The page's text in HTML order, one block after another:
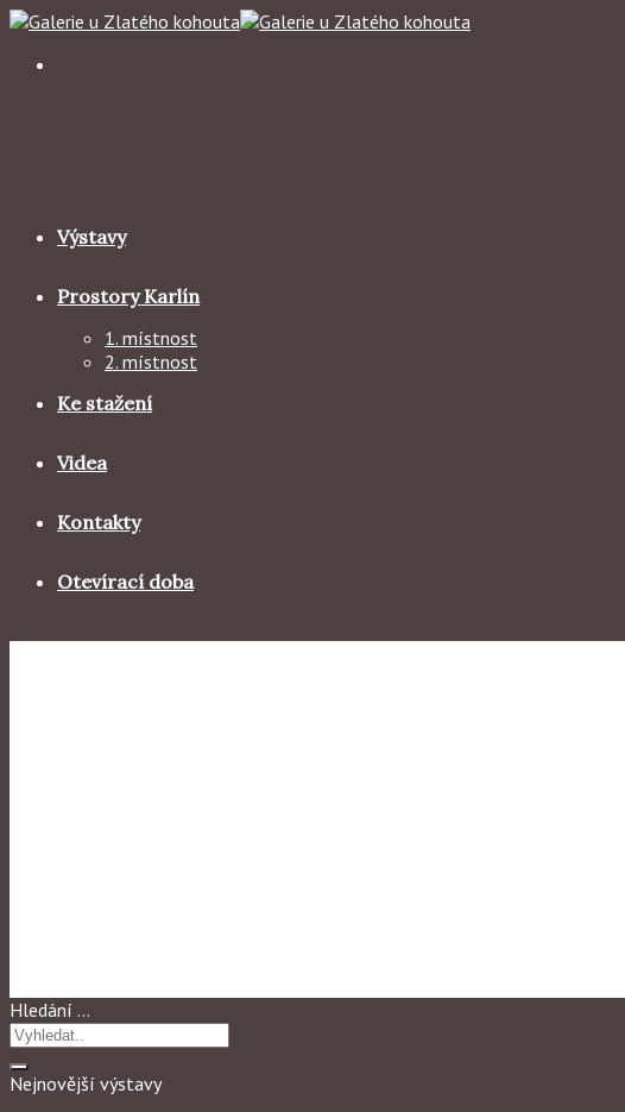
Skip
content
Výstavy
Prostory Karlín
1. místnost
2. místnost
Ke stažení
Videa
Kontakty
Otevírací doba
Hledání …
Nejnovější výstavy